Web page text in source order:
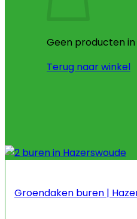
Geen producten
Terug naar winkel
Groendaken buren |